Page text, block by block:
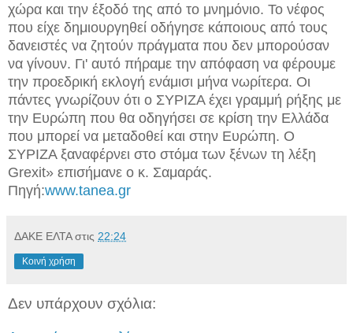
χώρα και την έξοδό της από το μνημόνιο. Το νέφος
που είχε δημιουργηθεί οδήγησε κάποιους από τους
δανειστές να ζητούν πράγματα που δεν μπορούσαν
να γίνουν. Γι' αυτό πήραμε την απόφαση να φέρουμε
την προεδρική εκλογή ενάμισι μήνα νωρίτερα. Οι
πάντες γνωρίζουν ότι ο ΣΥΡΙΖΑ έχει γραμμή ρήξης με
την Ευρώπη που θα οδηγήσει σε κρίση την Ελλάδα
που μπορεί να μεταδοθεί και στην Ευρώπη. Ο
ΣΥΡΙΖΑ ξαναφέρνει στο στόμα των ξένων τη λέξη
Grexit» επισήμανε ο κ. Σαμαράς.
Πηγή:www.tanea.gr
ΔΑΚΕ ΕΛΤΑ στις 22:24
Κοινή χρήση
Δεν υπάρχουν σχόλια: